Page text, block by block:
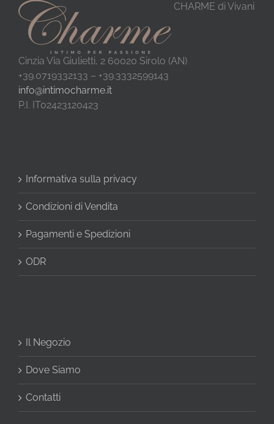
CHARME di Vivani
Cinzia Via Giulietti, 2 60020 Sirolo (AN)
+39.0719332133 – +39.3332599143
info@intimocharme.it
P.I. IT02423120423
Informativa sulla privacy
Condizioni di Vendita
Pagamenti e Spedizioni
ODR
Il Negozio
Dove Siamo
Contatti